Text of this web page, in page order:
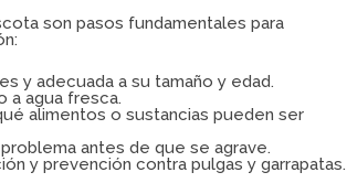
son pasos fundamentales para
y adecuada a su tamaño y edad.
a agua fresca.
alimentos o sustancias pueden ser
antes de que se agrave.
y prevención contra pulgas y garrapatas.